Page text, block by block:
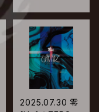
verCity【Type-
A】
2025.07.30 零